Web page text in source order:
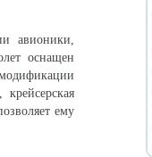
авионики,
оснащен
ему